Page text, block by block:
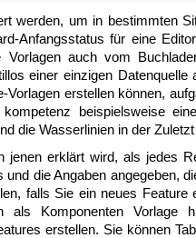
werden, um in bestimmten
Anfangsstatus für eine
auch vom
einer einzigen
Vorlagen erstellen können,
beispielsweise
die Wasserlinien in der
jenen erklärt wird, als jedes
die Angaben angegeben,
falls Sie ein neues
als Komponenten Vorlage
erstellen. Sie können